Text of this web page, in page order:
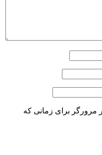
مرورگر برای زمانی که